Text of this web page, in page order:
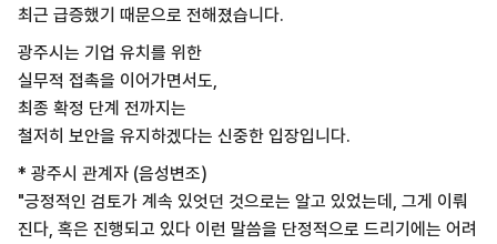
최근 급증했기 때문으로 전해졌습니다.
광주시는 기업 유치를 위한
실무적 접촉을 이어가면서도,
최종 확정 단계 전까지는
철저히 보안을 유지하겠다는 신중한 입장입니다.
* 광주시 관계자 (음성변조)
"긍정적인 검토가 계속 있엇던 것으로는 알고 있었는데, 그게 이뤄
진다, 혹은 진행되고 있다 이런 말씀을 단정적으로 드리기에는 어려